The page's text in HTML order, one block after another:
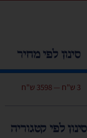
סינון לפי מחיר
3 ש"ח —
3598 ש"ח
סינון לפי קטגוריה